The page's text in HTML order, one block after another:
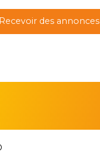
Recevoir des annonces